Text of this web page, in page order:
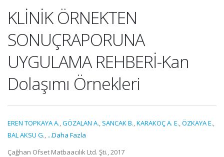
KLİNİK ÖRNEKTEN
SONUÇRAPORUNA
UYGULAMA REHBERİ-Kan
Dolaşımı Örnekleri
EREN TOPKAYA A.,GÖZALAN A., SANCAK B.,KARAKOÇ A. E.,ÖZKAYA E.,
BAL AKSU G., ...Daha Fazla
Çağhan Ofset Matbaacılık Ltd. Şti., 2017